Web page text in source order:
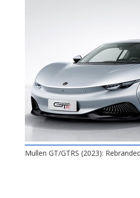
Mullen GT/GTRS (2023):